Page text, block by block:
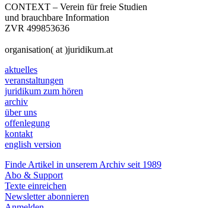
CONTEXT – Verein für freie Studien
und brauchbare Information
ZVR 499853636
organisation( at )juridikum.at
aktuelles
veranstaltungen
juridikum zum hören
archiv
über uns
offenlegung
kontakt
english version
Finde Artikel in unserem Archiv seit 1989
Abo & Support
Texte einreichen
Newsletter abonnieren